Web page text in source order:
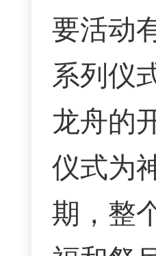
要活动
系列仪
龙舟的
仪式为
期，整